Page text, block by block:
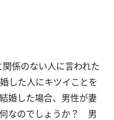
関係のない人に言われた
した人にキツイことを
婚した場合、男性が妻
なのでしょうか？ 男